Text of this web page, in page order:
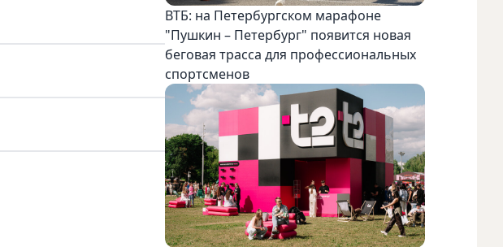
ВТБ: на Петербургском марафоне
"Пушкин – Петербург" появится новая
беговая трасса для профессиональных
спортсменов